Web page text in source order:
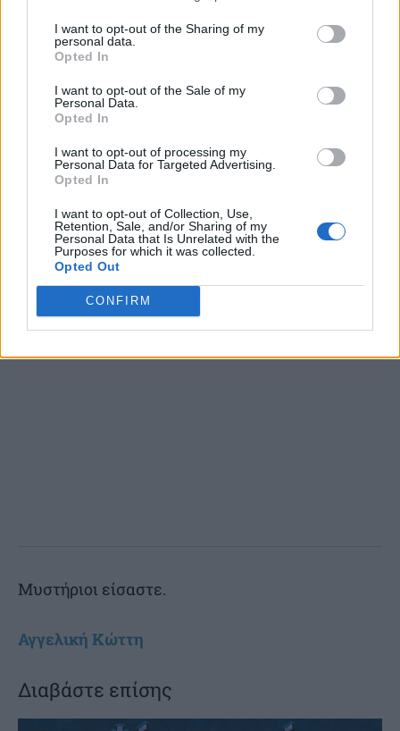
I want to opt-out of the Sharing of my
personal data.
Opted In
I want to opt-out of the Sale of my
Personal Data.
Opted In
I want to opt-out of processing my
Personal Data for Targeted Advertising.
Opted In
I want to opt-out of Collection, Use,
Retention, Sale, and/or Sharing of my
Personal Data that Is Unrelated with the
Purposes for which it was collected.
Opted Out
CONFIRM
Μυστήριοι είσαστε.
Αγγελική Κώττη
Διαβάστε επίσης